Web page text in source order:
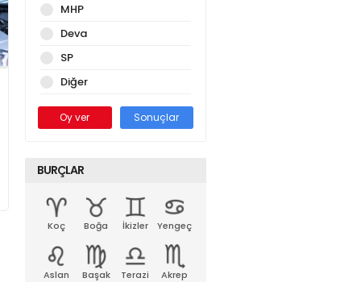
MHP
Deva
SP
Diğer
Oy ver Sonuçlar
BURÇLAR
Koç Boğa İkizler Yengeç
Aslan Başak Terazi Akrep